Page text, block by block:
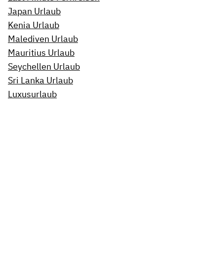
Japan Urlaub
Kenia Urlaub
Malediven Urlaub
Mauritius Urlaub
Seychellen Urlaub
Sri Lanka Urlaub
Luxusurlaub